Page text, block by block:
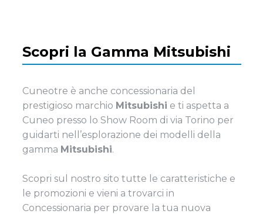
Scopri la Gamma Mitsubishi
Cuneotre è anche concessionaria del
prestigioso marchio Mitsubishi e ti aspetta a
Cuneo presso lo Show Room di via Torino per
guidarti nell’esplorazione dei modelli della
gamma Mitsubishi.
Scopri sul nostro sito tutte le caratteristiche e
le promozioni e vieni a trovarci in
Concessionaria per provare la tua nuova